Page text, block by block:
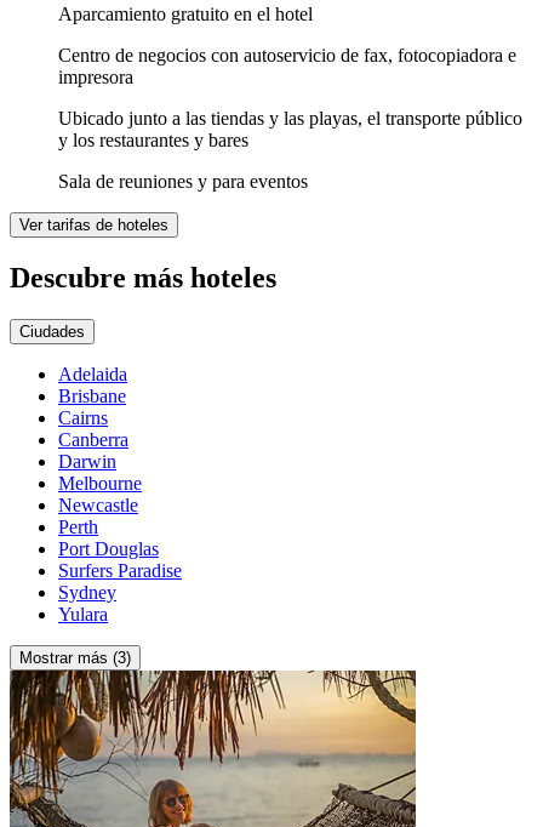
Aparcamiento gratuito en el hotel
Centro de negocios con autoservicio de fax, fotocopiadora e
impresora
Ubicado junto a las tiendas y las playas, el transporte público
y los restaurantes y bares
Sala de reuniones y para eventos
Ver tarifas de hoteles
Descubre más hoteles
Ciudades
Adelaida
Brisbane
Cairns
Canberra
Darwin
Melbourne
Newcastle
Perth
Port Douglas
Surfers Paradise
Sydney
Yulara
Mostrar más (3)